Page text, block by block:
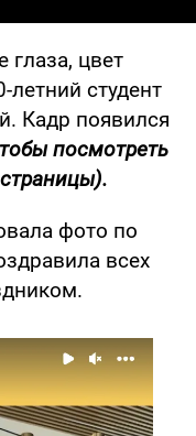
цвет
студент
Кадр появился
посмотреть
фото по
всех